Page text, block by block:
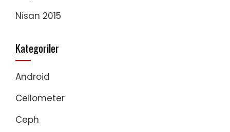
Nisan 2015
Kategoriler
Android
Ceilometer
Ceph